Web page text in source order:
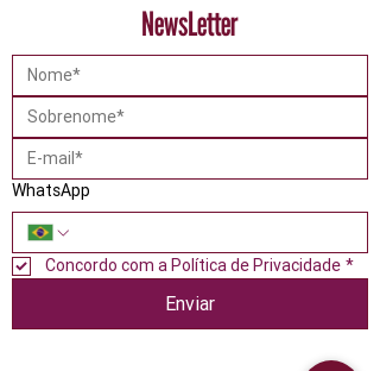
NewsLetter
WhatsApp
Concordo com a Política de Privacidade *
Enviar